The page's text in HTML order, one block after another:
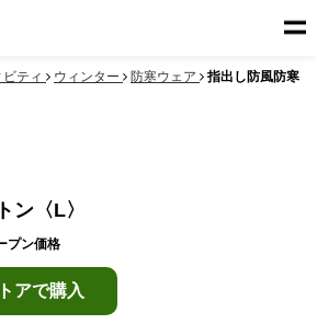
ティ ウィンター 防寒ウェア
指出し防風防寒
ン〈L〉
プン価格
アで購入